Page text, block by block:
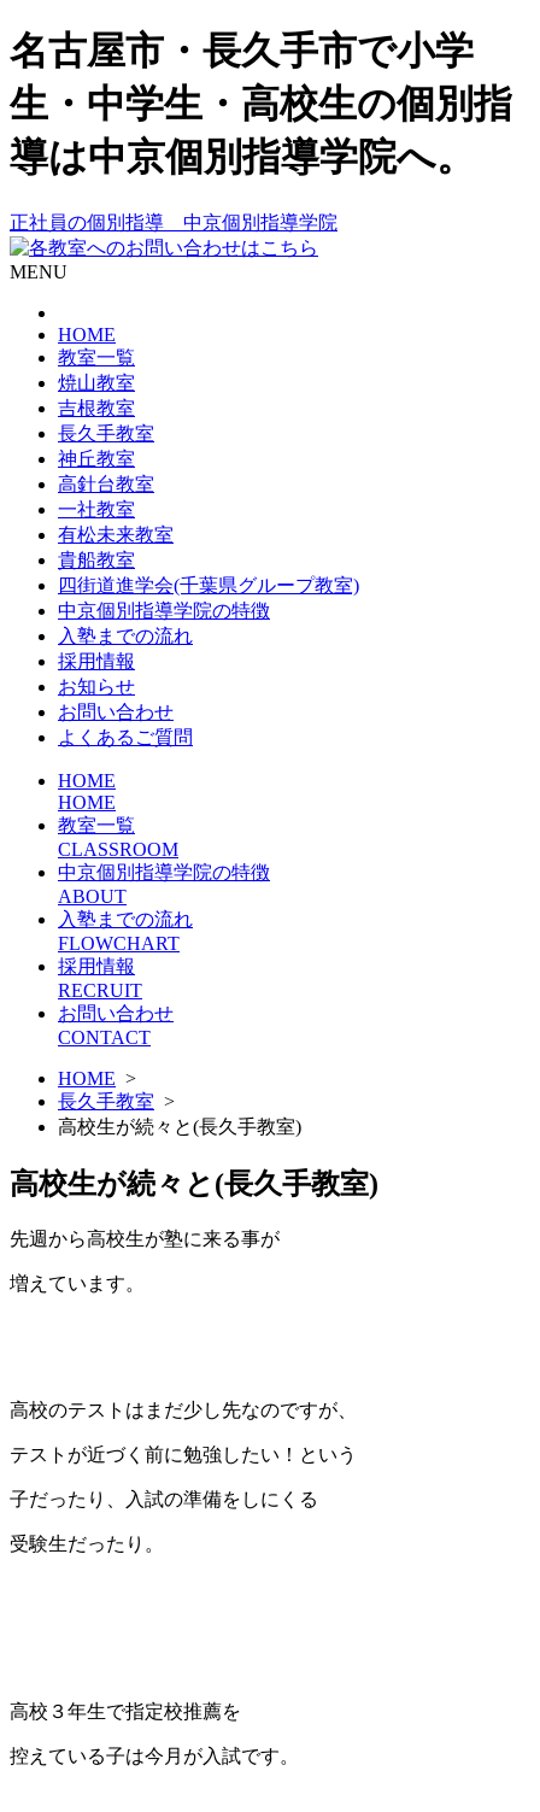
名古屋市・長久手市で小学
生・中学生・高校生の個別指
導は中京個別指導学院へ。
正社員の個別指導 中京個別指導学院
MENU
HOME
教室一覧
焼山教室
吉根教室
長久手教室
神丘教室
高針台教室
一社教室
有松未来教室
貴船教室
四街道進学会(千葉県グループ教室)
中京個別指導学院の特徴
入塾までの流れ
採用情報
お知らせ
お問い合わせ
よくあるご質問
HOME
HOME
教室一覧
CLASSROOM
中京個別指導学院の特徴
ABOUT
入塾までの流れ
FLOWCHART
採用情報
RECRUIT
お問い合わせ
CONTACT
HOME >
長久手教室 >
高校生が続々と(長久手教室)
高校生が続々と(長久手教室)
先週から高校生が塾に来る事が
増えています。
高校のテストはまだ少し先なのですが、
テストが近づく前に勉強したい！という
子だったり、入試の準備をしにくる
受験生だったり。
高校３年生で指定校推薦を
控えている子は今月が入試です。